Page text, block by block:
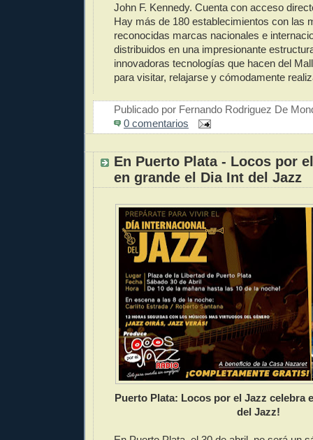
John F. Kennedy. Cuenta con acceso
Hay más de 180 establecimientos con las
reconocidas marcas nacionales e
distribuidos en una impresionante
innovadoras tecnologías que hacen del
para visitar, relajarse y cómodamente
Publicado por Fernando Rodriguez De
0 comentarios
En Puerto Plata - Locos por
en grande el Dia Int del Jazz
Puerto Plata: Locos por el Jazz celebra
del Jazz!